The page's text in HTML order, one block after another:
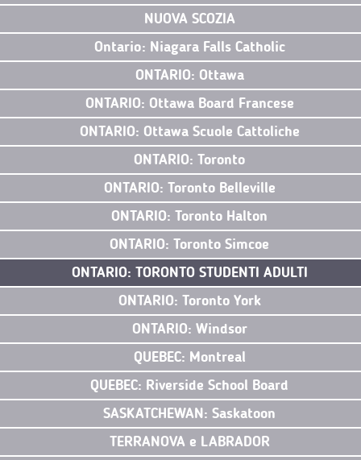
NUOVA SCOZIA
Ontario: Niagara Falls Catholic
ONTARIO: Ottawa
ONTARIO: Ottawa Board Francese
ONTARIO: Ottawa Scuole Cattoliche
ONTARIO: Toronto
ONTARIO: Toronto Belleville
ONTARIO: Toronto Halton
ONTARIO: Toronto Simcoe
ONTARIO: TORONTO STUDENTI ADULTI
ONTARIO: Toronto York
ONTARIO: Windsor
QUEBEC: Montreal
QUEBEC: Riverside School Board
SASKATCHEWAN: Saskatoon
TERRANOVA e LABRADOR